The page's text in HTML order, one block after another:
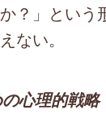
？」という
ない。
心理的戦略